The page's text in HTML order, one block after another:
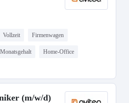
Vollzeit Firmenwagen
Home-Office
(m/w/d)